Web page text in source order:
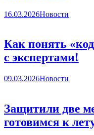
16.03.2026Новости
Как понять
с экспертами!
09.03.2026Новости
Защитили две
готовимся к